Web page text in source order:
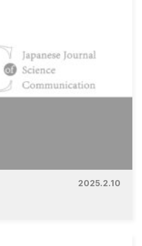
2025.2.10